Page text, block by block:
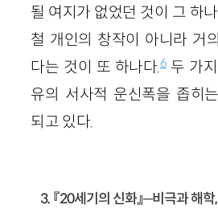
될 여지가 없었던 것이 그 하
철 개인의 창작이 아니라 거
다는 것이 또 하나다.6두 가
유의 서사적 운신폭을 좁히
되고 있다.
3. 『20세기의 신화』─비극과 해